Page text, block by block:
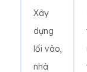
Xây
dựng
lối vào,
nhà